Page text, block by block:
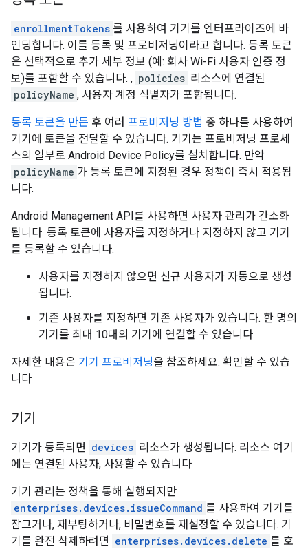
enrollmentTokens 를 사용하여 기기를 엔터프라이즈에 바
인딩합니다. 이를 등록 및 프로비저닝이라고 합니다. 등록 토큰
은 선택적으로 추가 세부 정보 (예: 회사 Wi-Fi 사용자 인증 정
보)를 포함할 수 있습니다. , policies 리소스에 연결된
policyName , 사용자 계정 식별자가 포함됩니다.
등록 토큰을 만든 후 여러 프로비저닝 방법 중 하나를 사용하여
기기에 토큰을 전달할 수 있습니다. 기기는 프로비저닝 프로세
스의 일부로 Android Device Policy를 설치합니다. 만약
policyName 가 등록 토큰에 지정된 경우 정책이 즉시 적용됩
니다.
Android Management API를 사용하면 사용자 관리가 간소화
됩니다. 등록 토큰에 사용자를 지정하거나 지정하지 않고 기기
를 등록할 수 있습니다.
사용자를 지정하지 않으면 신규 사용자가 자동으로 생성
됩니다.
기존 사용자를 지정하면 기존 사용자가 있습니다. 한 명의
기기를 최대 10대의 기기에 연결할 수 있습니다.
자세한 내용은 기기 프로비저닝을 참조하세요. 확인할 수 있습
니다
기기
기기가 등록되면 devices 리소스가 생성됩니다. 리소스 여기
에는 연결된 사용자, 사용할 수 있습니다
기기 관리는 정책을 통해 실행되지만
enterprises.devices.issueCommand 를 사용하여 기기를
잠그거나, 재부팅하거나, 비밀번호를 재설정할 수 있습니다. 기
기를 완전 삭제하려면 enterprises.devices.delete 를 호